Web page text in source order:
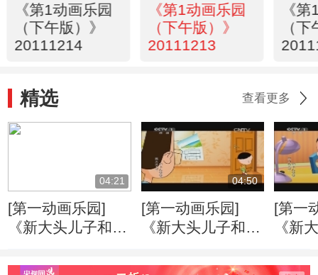
《第1动画乐园
（下午版）》
20111214
《第1动画乐园
（下午版）》
20111213
《
（
精选 查看更多
04:21
[第一动画乐园]
《新大头儿子和小
季） 好朋友
04:50
[第一动画乐园]
《新大头儿子和小
季） 戴眼镜的大
[第一
《新
季）